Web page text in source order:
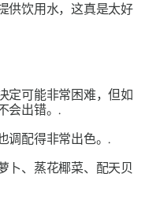
供饮用水，这真是太好
定可能非常困难，但如
会出错。.
调配得非常出色。.
卜、蒸花椰菜、配天贝